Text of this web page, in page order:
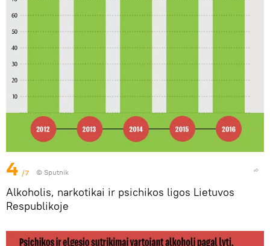
4 /7 © Sputnik
Alkoholis, narkotikai ir psichikos ligos Lietuvos
Respublikoje